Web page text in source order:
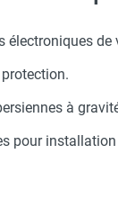
/
électroniques de
à
pour